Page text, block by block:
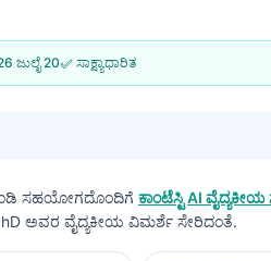
ಜುಲೈ 20✅ ಸಾಕ್ಷ್ಯಾಧಾರಿತ
ಸಹಯೋಗದೊಂದಿಗೆ ಕಾಂಟೆಸ್ಟಿ AI
ಅವರ ವೈದ್ಯಕೀಯ ವಿಮರ್ಶೆ ಸೇರಿದಂತೆ.